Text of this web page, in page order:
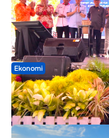
Ekonomi
Seminar di Ternate,
Kopdes Merah Putih